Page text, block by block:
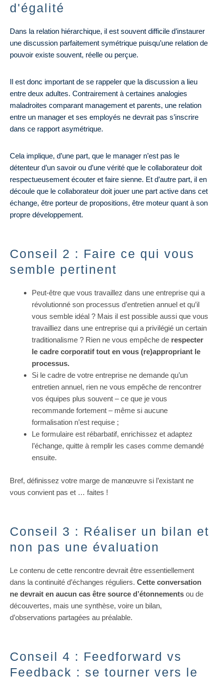
d'égalité
Dans la relation hiérarchique, il est souvent difficile d’instaurer
une discussion parfaitement symétrique puisqu’une relation de
pouvoir existe souvent, réelle ou perçue.
Il est donc important de se rappeler que la discussion a lieu
entre deux adultes. Contrairement à certaines analogies
maladroites comparant management et parents, une relation
entre un manager et ses employés ne devrait pas s’inscrire
dans ce rapport asymétrique.
Cela implique, d’une part, que le manager n’est pas le
détenteur d’un savoir ou d’une vérité que le collaborateur doit
respectueusement écouter et faire sienne. Et d’autre part, il en
découle que le collaborateur doit jouer une part active dans cet
échange, être porteur de propositions, être moteur quant à son
propre développement.
Conseil 2 : Faire ce qui vous
semble pertinent
Peut-être que vous travaillez dans une entreprise qui a
révolutionné son processus d’entretien annuel et qu’il
vous semble idéal ? Mais il est possible aussi que vous
travailliez dans une entreprise qui a privilégié un certain
traditionalisme ? Rien ne vous empêche de respecter
le cadre corporatif tout en vous (re)appropriant le
processus.
Si le cadre de votre entreprise ne demande qu’un
entretien annuel, rien ne vous empêche de rencontrer
vos équipes plus souvent – ce que je vous
recommande fortement – même si aucune
formalisation n’est requise ;
Le formulaire est rébarbatif, enrichissez et adaptez
l’échange, quitte à remplir les cases comme demandé
ensuite.
Bref, définissez votre marge de manœuvre si l’existant ne
vous convient pas et … faites !
Conseil 3 : Réaliser un bilan et
non pas une évaluation
Le contenu de cette rencontre devrait être essentiellement
dans la continuité d’échanges réguliers. Cette conversation
ne devrait en aucun cas être source d’étonnements ou de
découvertes, mais une synthèse, voire un bilan,
d’observations partagées au préalable.
Conseil 4 : Feedforward vs
Feedback : se tourner vers le